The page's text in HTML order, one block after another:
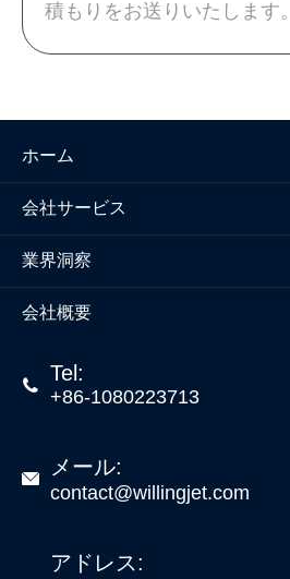
積もりをお送りいたします。
ホーム
会社サービス
業界洞察
会社概要
 Tel:
+86-1080223713
 メール:
contact@willingjet.com
アドレス: